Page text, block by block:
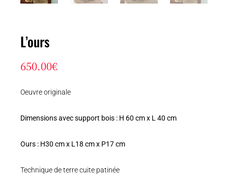
L’ours
650.00€
Oeuvre originale
Dimensions avec support bois : H 60 cm x L 40 cm
Ours : H30 cm x L18 cm x P17 cm
Technique de terre cuite patinée